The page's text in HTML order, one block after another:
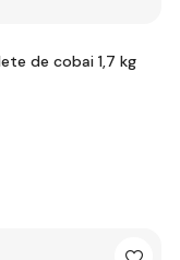
de cobai 1,7 kg